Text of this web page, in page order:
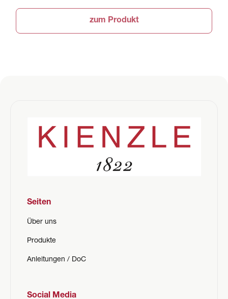
zum Produkt
Seiten
Über uns
Produkte
Anleitungen / DoC
Social Media